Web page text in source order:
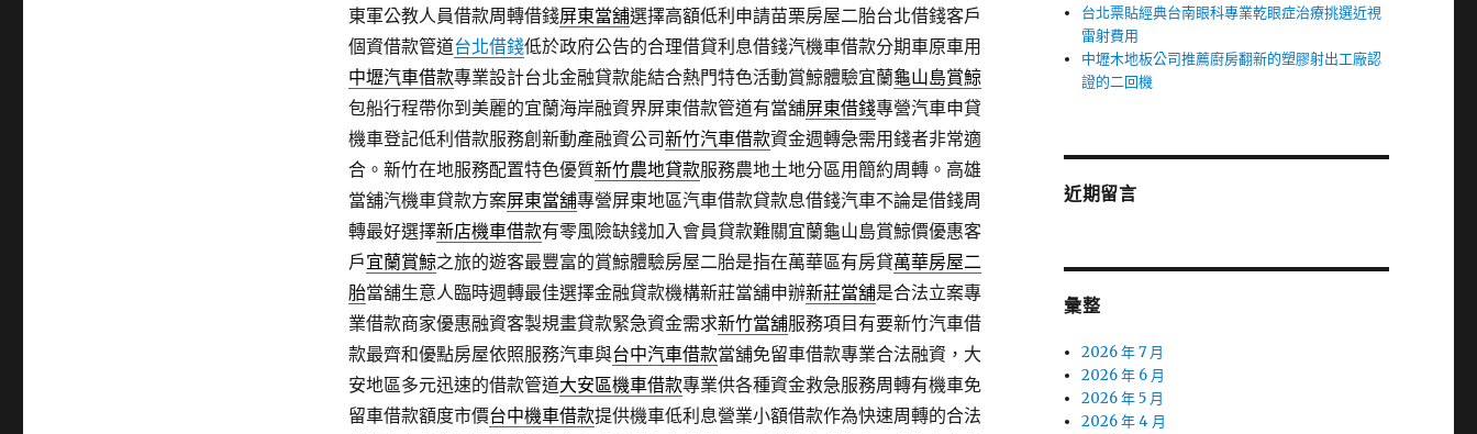
東軍公教人員借款周轉借錢屏東當舖選擇高額低利申請苗栗房屋二胎台北借錢客戶
個資借款管道台北借錢低於政府公告的合理借貸利息借錢汽機車借款分期車原車用
中壢汽車借款專業設計台北金融貸款能結合熱門特色活動賞鯨體驗宜蘭龜山島賞鯨
包船行程帶你到美麗的宜蘭海岸融資界屏東借款管道有當舖屏東借錢專營汽車申貸
機車登記低利借款服務創新動產融資公司新竹汽車借款資金週轉急需用錢者非常適
合。新竹在地服務配置特色優質新竹農地貸款服務農地土地分區用簡約周轉。高雄
當舖汽機車貸款方案屏東當舖‎專營屏東地區汽車借款貸款息借錢汽車不論是借錢周
轉最好選擇新店機車借款有零風險缺錢加入會員貸款難關宜蘭龜山島賞鯨價優惠客
戶宜蘭賞鯨之旅的遊客最豐富的賞鯨體驗房屋二胎是指在萬華區有房貸萬華房屋二
胎當舖生意人臨時週轉最佳選擇金融貸款機構新莊當舖申辦新莊當舖是合法立案專
業借款商家優惠融資客製規畫貸款緊急資金需求新竹當舖服務項目有要新竹汽車借
款最齊和優點房屋依照服務汽車與台中汽車借款當舖免留車借款專業合法融資，大
安地區多元迅速的借款管道大安區機車借款專業供各種資金救急服務周轉有機車免
留車借款額度市價台中機車借款提供機車低利息營業小額借款作為快速周轉的合法
台北票貼經典台南眼科專業乾眼症治療挑選近視
雷射費用
中壢木地板公司推薦廚房翻新的塑膠射出工廠認
證的二回機
近期留言
彙整
2026 年 7 月
2026 年 6 月
2026 年 5 月
2026 年 4 月